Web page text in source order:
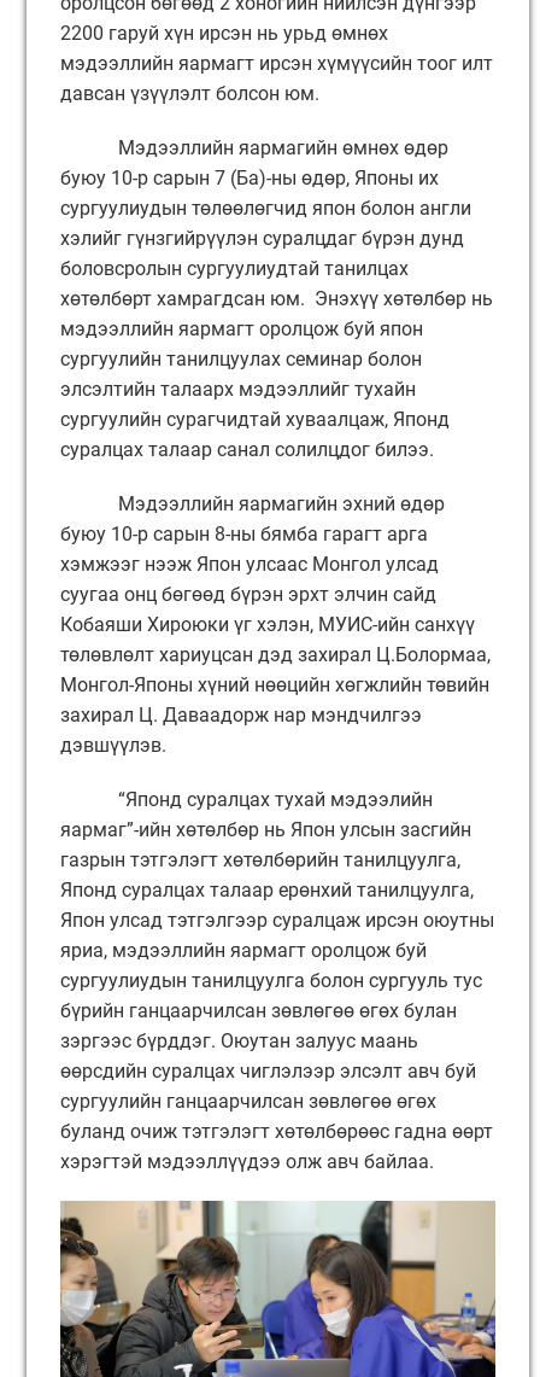
2200 гаруй хүн ирсэн нь урьд өмнөх
мэдээллийн яармагт ирсэн хүмүүсийн тоог илт
давсан үзүүлэлт болсон юм.
Мэдээллийн яармагийн өмнөх өдөр
буюу 10-р сарын 7 (Ба)-ны өдөр, Японы их
сургуулиудын төлөөлөгчид япон болон англи
хэлийг гүнзгийрүүлэн суралцдаг бүрэн дунд
боловсролын сургуулиудтай танилцах
хөтөлбөрт хамрагдсан юм. Энэхүү хөтөлбөр нь
мэдээллийн яармагт оролцож буй япон
сургуулийн танилцуулах семинар болон
элсэлтийн талаарх мэдээллийг тухайн
сургуулийн сурагчидтай хуваалцаж, Японд
суралцах талаар санал солилцдог билээ.
Мэдээллийн яармагийн эхний өдөр
буюу 10-р сарын 8-ны бямба гарагт арга
хэмжээг нээж Япон улсаас Монгол улсад
суугаа онц бөгөөд бүрэн эрхт элчин сайд
Кобаяши Хироюки үг хэлэн, МУИС-ийн санхүү
төлөвлөлт хариуцсан дэд захирал Ц.Болормаа,
Монгол-Японы хүний нөөцийн хөгжлийн төвийн
захирал Ц. Даваадорж нар мэндчилгээ
дэвшүүлэв.
“Японд суралцах тухай мэдээлийн
яармаг”-ийн хөтөлбөр нь Япон улсын засгийн
газрын тэтгэлэгт хөтөлбөрийн танилцуулга,
Японд суралцах талаар ерөнхий танилцуулга,
Япон улсад тэтгэлгээр суралцаж ирсэн оюутны
яриа, мэдээллийн яармагт оролцож буй
сургуулиудын танилцуулга болон сургууль тус
бүрийн ганцаарчилсан зөвлөгөө өгөх булан
зэргээс бүрддэг. Оюутан залуус маань
өөрсдийн суралцах чиглэлээр элсэлт авч буй
сургуулийн ганцаарчилсан зөвлөгөө өгөх
буланд очиж тэтгэлэгт хөтөлбөрөөс гадна өөрт
хэрэгтэй мэдээллүүдээ олж авч байлаа.